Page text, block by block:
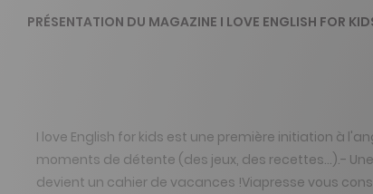
PRÉSENTATION DU MAGAZINE I LOVE ENGLISH FOR
I love English for kids est une première initiation à
moments de détente (des jeux, des recettes...).-
devient un cahier de vacances !Viapresse vous